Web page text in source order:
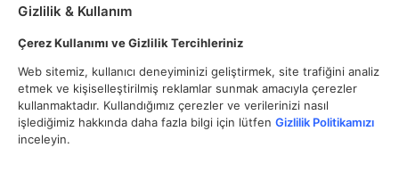
Gizlilik & Kullanım
Çerez Kullanımı ve Gizlilik Tercihleriniz
Web sitemiz, kullanıcı deneyiminizi geliştirmek, site trafiğini analiz
etmek ve kişiselleştirilmiş reklamlar sunmak amacıyla çerezler
kullanmaktadır. Kullandığımız çerezler ve verilerinizi nasıl
işlediğimiz hakkında daha fazla bilgi için lütfen Gizlilik Politikamızı
inceleyin.